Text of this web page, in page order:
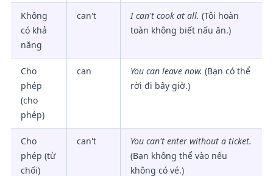
Không
có khả
năng
can't I can't cook at all. (Tôi hoàn
toàn không biết nấu ăn.)
Cho
phép
(cho
phép)
can You can leave now. (Bạn có thể
rời đi bây giờ.)
Cho
phép (từ
chối)
can't
You can't enter without a ticket.
(Bạn không thể vào nếu
không có vé.)